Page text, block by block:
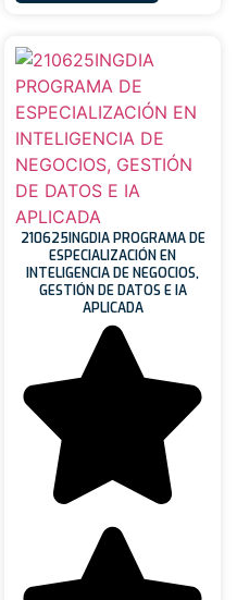
210625INGDIA PROGRAMA DE
ESPECIALIZACIÓN EN
INTELIGENCIA DE NEGOCIOS,
GESTIÓN DE DATOS E IA
APLICADA